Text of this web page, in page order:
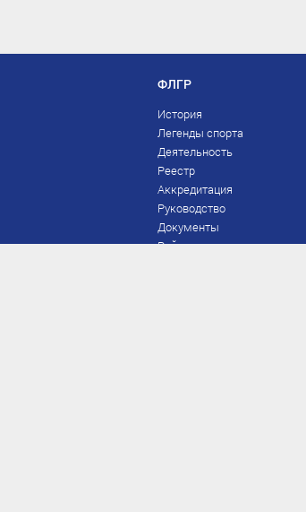
ФЛГР
История
Легенды спорта
Деятельность
Реестр
Аккредитация
Руководство
Документы
Рейтинг